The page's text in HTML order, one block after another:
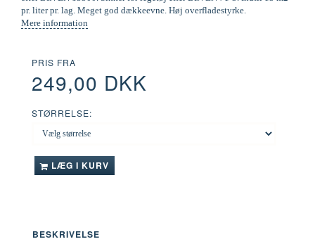
pr. liter pr. lag. Meget god dækkeevne. Høj overfladestyrke.
Mere information
PRIS FRA
249,00 DKK
STØRRELSE:
LÆG I KURV
BESKRIVELSE